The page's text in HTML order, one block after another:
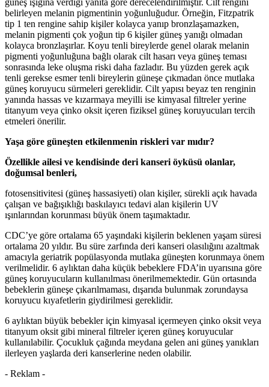
belirleyen melanin pigmentinin yoğunluğudur. Örneğin, Fitzpatrik
tip 1 ten rengine sahip kişiler kolayca yanıp bronzlaşamazken,
melanin pigmenti çok yoğun tip 6 kişiler güneş yanığı olmadan
kolayca bronzlaşırlar. Koyu tenli bireylerde genel olarak melanin
pigmenti yoğunluğuna bağlı olarak cilt hasarı veya güneş teması
sonrasında leke oluşma riski daha fazladır. Bu yüzden gerek açık
tenli gerekse esmer tenli bireylerin güneşe çıkmadan önce mutlaka
güneş koruyucu sürmeleri gereklidir. Cilt yapısı beyaz ten renginin
yanında hassas ve kızarmaya meyilli ise kimyasal filtreler yerine
titanyum veya çinko oksit içeren fiziksel güneş koruyucuları tercih
etmeleri önerilir.
Yaşa göre güneşten etkilenmenin riskleri var mıdır?
Özellikle ailesi ve kendisinde deri kanseri öyküsü olanlar,
doğumsal benleri,
fotosensitivitesi (güneş hassasiyeti) olan kişiler, sürekli açık havada
çalışan ve bağışıklığı baskılayıcı tedavi alan kişilerin UV
ışınlarından korunması büyük önem taşımaktadır.
CDC’ye göre ortalama 65 yaşındaki kişilerin beklenen yaşam süresi
ortalama 20 yıldır. Bu süre zarfında deri kanseri olasılığını azaltmak
amacıyla geriatrik popülasyonda mutlaka güneşten korunmaya önem
verilmelidir. 6 aylıktan daha küçük bebeklere FDA’in uyarısına göre
güneş koruyucuların kullanılması önerilmemektedir. Gün ortasında
bebeklerin güneşe çıkarılmaması, dışarıda bulunmak zorundaysa
koruyucu kıyafetlerin giydirilmesi gereklidir.
6 aylıktan büyük bebekler için kimyasal içermeyen çinko oksit veya
titanyum oksit gibi mineral filtreler içeren güneş koruyucular
kullanılabilir. Çocukluk çağında meydana gelen ani güneş yanıkları
ilerleyen yaşlarda deri kanserlerine neden olabilir.
- Reklam -